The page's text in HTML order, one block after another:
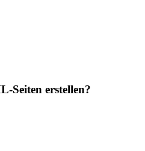
Seiten erstellen?